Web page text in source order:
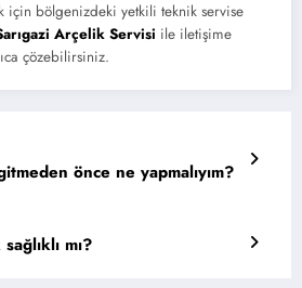
için bölgenizdeki yetkili teknik servise
Arçelik Servisi ile iletişime
çözebilirsiniz.
önce ne yapmalıyım?
mı?